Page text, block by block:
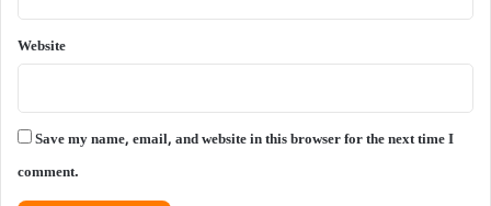
Website
Save my name, email, and website in this browser for the next time I
comment.